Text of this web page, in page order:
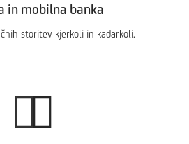
in mobilna banka
storitev kjerkoli in kadarkoli.